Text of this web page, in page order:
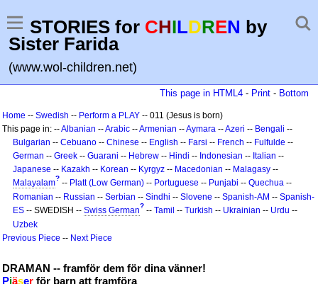
STORIES for CHILDREN by
Sister Farida
(www.wol-children.net)
This page in HTML4 - Print - Bottom
Home -- Swedish -- Perform a PLAY -- 011 (Jesus is born)
This page in: --Albanian --Arabic --Armenian --Aymara --Azeri -- Bengali --
Bulgarian -- Cebuano -- Chinese -- English -- Farsi -- French -- Fulfulde --
German -- Greek -- Guarani -- Hebrew -- Hindi -- Indonesian -- Italian --
Japanese -- Kazakh -- Korean -- Kyrgyz -- Macedonian -- Malagasy --
Malayalam? -- Platt (Low German) -- Portuguese -- Punjabi -- Quechua --
Romanian -- Russian -- Serbian -- Sindhi -- Slovene -- Spanish-AM -- Spanish-
ES -- SWEDISH -- Swiss German? -- Tamil -- Turkish -- Ukrainian -- Urdu --
Uzbek
Previous Piece -- Next Piece
DRAMAN -- framför dem för dina vänner!
Pjäser för barn att framföra